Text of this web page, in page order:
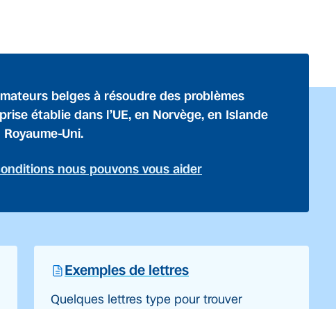
belges à résoudre des problèmes
établie dans l’UE, en Norvège, en Islande
Royaume-Uni.
nous pouvons vous aider
Exemples de lettres
Quelques lettres type pour trouver